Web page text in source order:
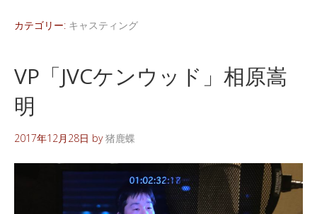
カテゴリー: キャスティング
VP「JVCケンウッド」相原嵩
明
2017年12月28日 by猪鹿蝶